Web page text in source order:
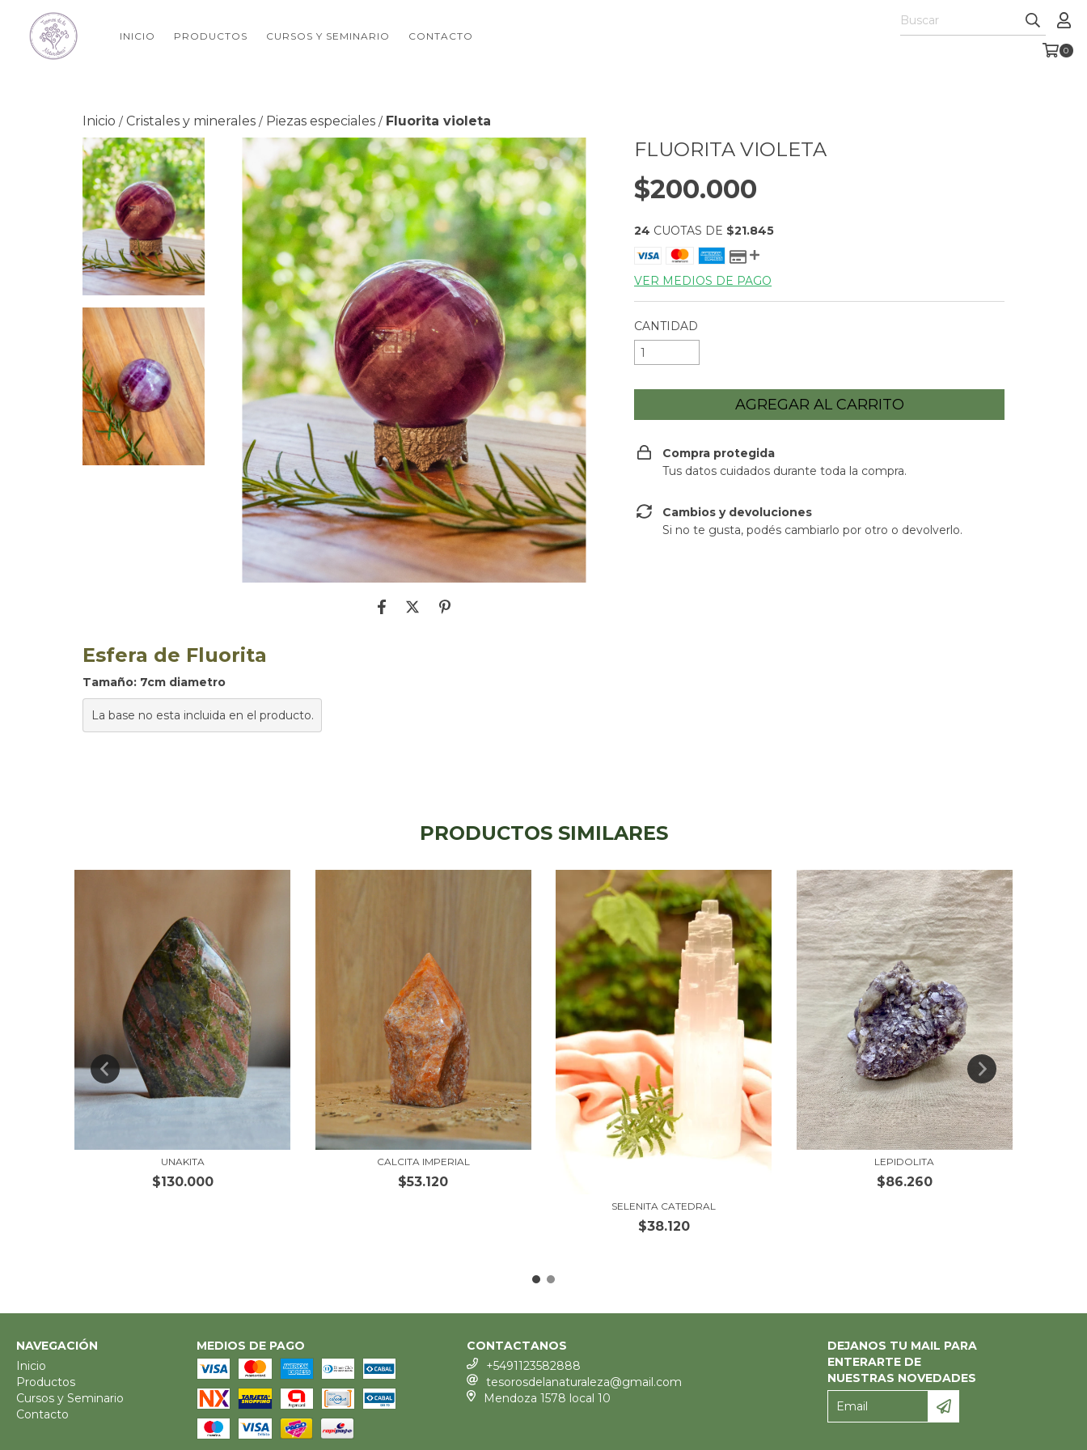
INICIO PRODUCTOS CURSOS Y SEMINARIO CONTACTO
0
Inicio / Cristales y minerales / Piezas especiales / Fluorita violeta
Esfera de Fluorita
Tamaño: 7cm diametro
La base no esta incluida en el producto.
FLUORITA VIOLETA
$200.000
24 CUOTAS DE $21.845
VER MEDIOS DE PAGO
CANTIDAD
Compra protegida
Tus datos cuidados durante toda la compra.
Cambios y devoluciones
Si no te gusta, podés cambiarlo por otro o devolverlo.
PRODUCTOS SIMILARES
UNAKITA
$130.000
CALCITA IMPERIAL
$53.120
SELENITA CATEDRAL
$38.120
LEPIDOLITA
$86.260
NAVEGACIÓN
Inicio
Productos
Cursos y Seminario
Contacto
MEDIOS DE PAGO
CONTACTANOS
+5491123582888
tesorosdelanaturaleza@gmail.com
Mendoza 1578 local 10
DEJANOS TU MAIL PARA
ENTERARTE DE
NUESTRAS NOVEDADES